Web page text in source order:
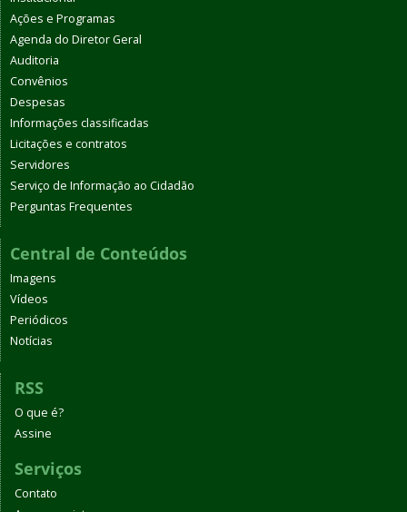
Ações e Programas
Agenda do Diretor Geral
Auditoria
Convênios
Despesas
Informações classificadas
Licitações e contratos
Servidores
Serviço de Informação ao Cidadão
Perguntas Frequentes
Central de Conteúdos
Imagens
Vídeos
Periódicos
Notícias
RSS
O que é?
Assine
Serviços
Contato